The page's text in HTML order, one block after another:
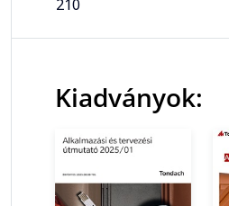
210
Kiadványok: